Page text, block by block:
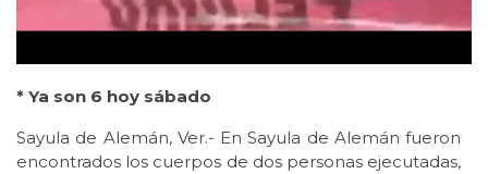
* Ya son 6 hoy sábado
Sayula de Alemán, Ver.- En Sayula de Alemán fueron
encontrados los cuerpos de dos personas ejecutadas,